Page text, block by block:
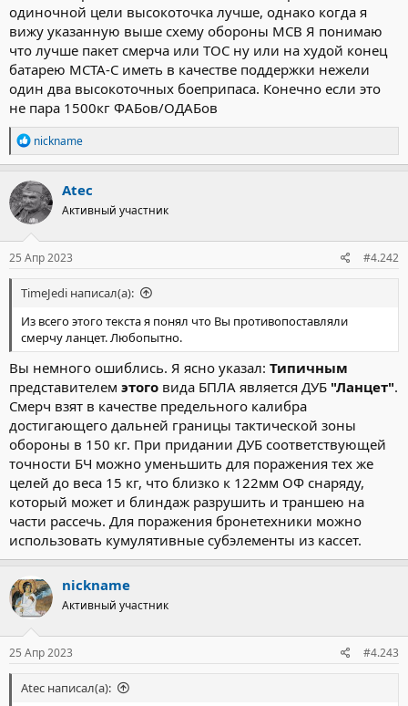
одиночной цели высокоточка лучше, однако когда я
вижу указанную выше схему обороны МСВ Я понимаю
что лучше пакет смерча или ТОС ну или на худой конец
батарею МСТА-С иметь в качестве поддержки нежели
один два высокоточных боеприпаса. Конечно если это
не пара 1500кг ФАБов/ОДАБов
Р
е
а
к
ц
и
и
:
nickname
Atec
Активный участник
25 Апр 2023 #4.242
TimeJedi написал(а):
Из всего этого текста я понял что Вы противопоставляли
смерчу ланцет. Любопытно.
Вы немного ошиблись. Я ясно указал: Типичным
представителем этого вида БПЛА является ДУБ "Ланцет".
Смерч взят в качестве предельного калибра
достигающего дальней границы тактической зоны
обороны в 150 кг. При придании ДУБ соответствующей
точности БЧ можно уменьшить для поражения тех же
целей до веса 15 кг, что близко к 122мм ОФ снаряду,
который может и блиндаж разрушить и траншею на
части рассечь. Для поражения бронетехники можно
использовать кумулятивные субэлементы из кассет.
nickname
Активный участник
25 Апр 2023 #4.243
Atec написал(а):